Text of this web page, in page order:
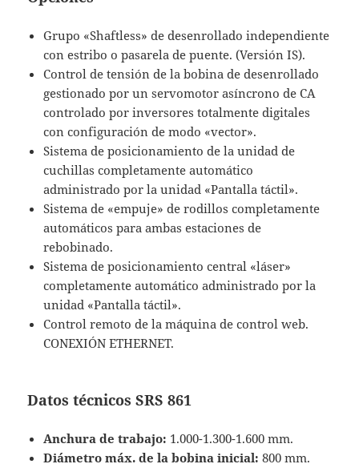
Grupo «Shaftless» de desenrollado independiente
con estribo o pasarela de puente. (Versión IS).
Control de tensión de la bobina de desenrollado
gestionado por un servomotor asíncrono de CA
controlado por inversores totalmente digitales
con configuración de modo «vector».
Sistema de posicionamiento de la unidad de
cuchillas completamente automático
administrado por la unidad «Pantalla táctil».
Sistema de «empuje» de rodillos completamente
automáticos para ambas estaciones de
rebobinado.
Sistema de posicionamiento central «láser»
completamente automático administrado por la
unidad «Pantalla táctil».
Control remoto de la máquina de control web.
CONEXIÓN ETHERNET.
Datos técnicos SRS 861
Anchura de trabajo: 1.000-1.300-1.600 mm.
Diámetro máx. de la bobina inicial: 800 mm.